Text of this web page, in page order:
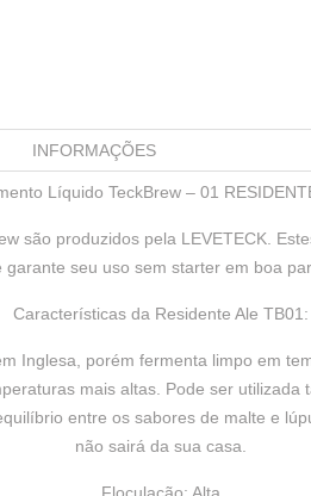
INFORMAÇÕES
Líquido TeckBrew – 01
são produzidos pela LEVETECK.
seu uso sem starter em boa
Características da Residente Ale TB01:
Inglesa, porém fermenta limpo em
mais altas. Pode ser utilizada
entre os sabores de malte e
não sairá da sua casa.